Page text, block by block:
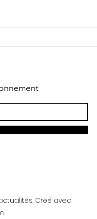
À
Créé avec